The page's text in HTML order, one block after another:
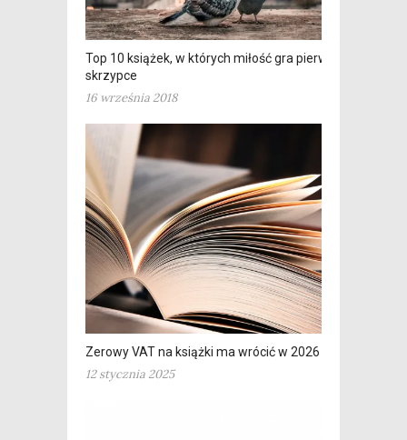
Top 10 książek, w których miłość gra pierwsze
skrzypce
16 września 2018
Zerowy VAT na książki ma wrócić w 2026 roku
12 stycznia 2025